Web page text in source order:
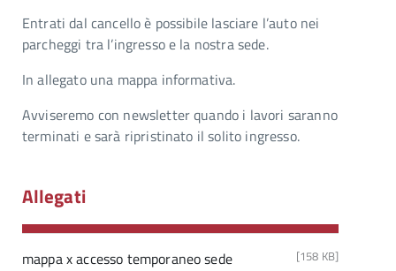
Entrati dal cancello è possibile lasciare l’auto nei
parcheggi tra l’ingresso e la nostra sede.
In allegato una mappa informativa.
Avviseremo con newsletter quando i lavori saranno
terminati e sarà ripristinato il solito ingresso.
Allegati
mappa x accesso temporaneo sede [158 KB]